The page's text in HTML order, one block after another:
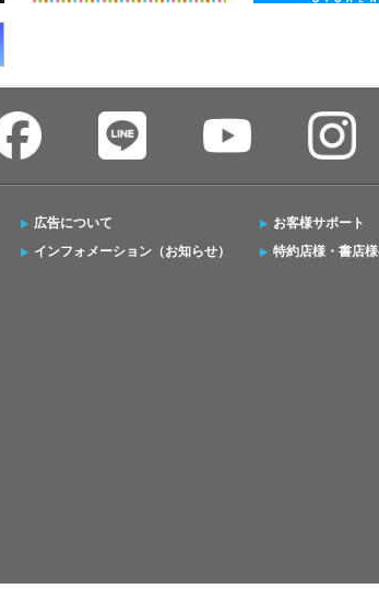
広告について
インフォメーション（お知らせ）
お客様サポート
特約店様・書店